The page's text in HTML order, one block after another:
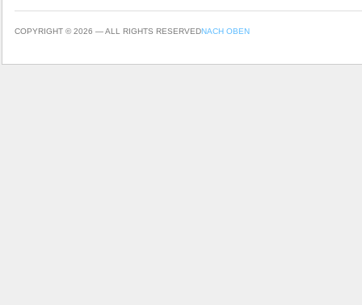
COPYRIGHT © 2026 — ALL RIGHTS RESERVEDNACH OBEN